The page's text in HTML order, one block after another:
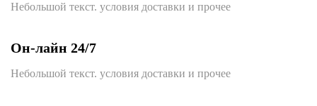
Небольшой текст. условия доставки и прочее
Он-лайн 24/7
Небольшой текст. условия доставки и прочее